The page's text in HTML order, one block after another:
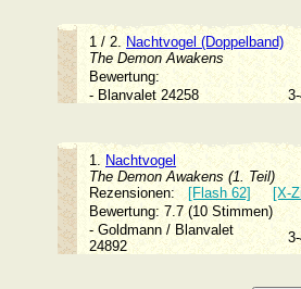
1 / 2. Nachtvogel (Doppelband)
The Demon Awakens
Bewertung:
- Blanvalet 24258
1. Nachtvogel
The Demon Awakens (1. Teil)
Rezensionen:[Flash 62]
[X-
Bewertung: 7.7 (10 Stimmen)
- Goldmann / Blanvalet
24892